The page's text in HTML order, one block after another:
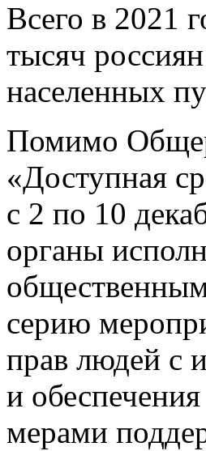
Всего в 2021
тысяч
населенных
Помимо
«Доступная
с 2 по 10
органы
серию
прав людей с
и
мерами